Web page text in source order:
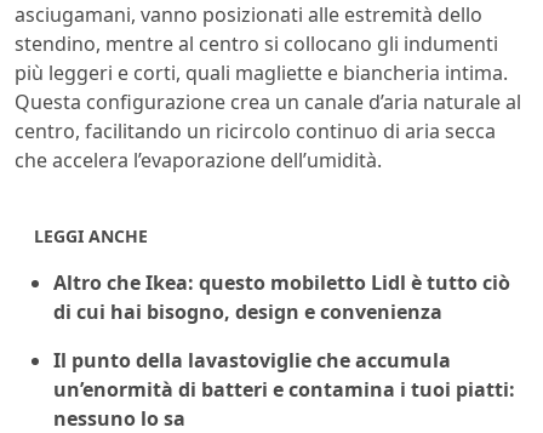
asciugamani, vanno posizionati alle estremità dello
stendino, mentre al centro si collocano gli indumenti
più leggeri e corti, quali magliette e biancheria intima.
Questa configurazione crea un canale d’aria naturale al
centro, facilitando un ricircolo continuo di aria secca
che accelera l’evaporazione dell’umidità.
LEGGI ANCHE
Altro che Ikea: questo mobiletto Lidl è tutto ciò
di cui hai bisogno, design e convenienza
Il punto della lavastoviglie che accumula
un’enormità di batteri e contamina i tuoi piatti:
nessuno lo sa